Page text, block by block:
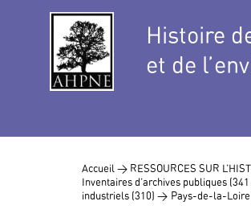
Histoire
et de
Accueil > RESSOURCES SUR
Inventaires d’archives publiques
industriels (310) > Pays-de-la-